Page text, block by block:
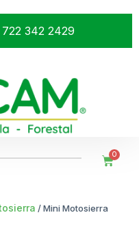
722 342 2429
0
/ Mini Motosierra